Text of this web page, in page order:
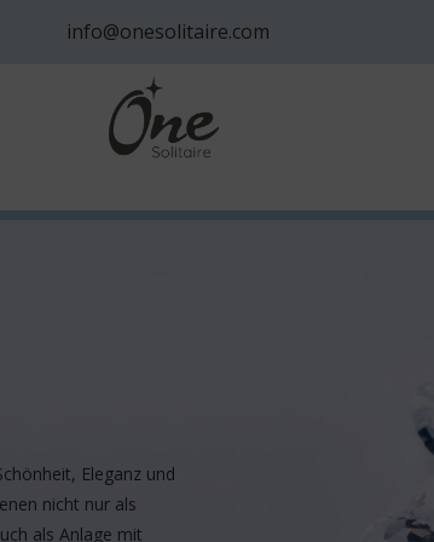
info@onesolitaire.com
Eleganz und
nicht nur als
als Anlage mit